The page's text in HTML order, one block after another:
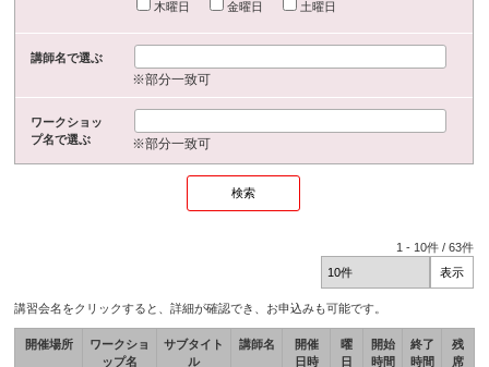
木曜日
金曜日 土曜日
講師名で選ぶ
※部分一致可
ワークショッ
プ名で選ぶ
※部分一致可
1 - 10件 /63件
講習会名をクリックすると、詳細が確認でき、お申込みも可能です。
開催場所
ワークショ
ップ名
サブタイト
ル
講師名
開催
日時
曜
日
開始
時間
終了
時間
残
席